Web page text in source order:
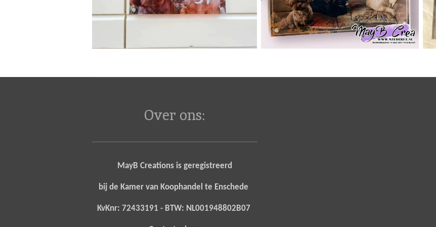
Over ons:
MayB Creations is geregistreerd
bij de Kamer van Koophandel te Enschede
KvKnr: 72433191 - BTW: NL001948802B07